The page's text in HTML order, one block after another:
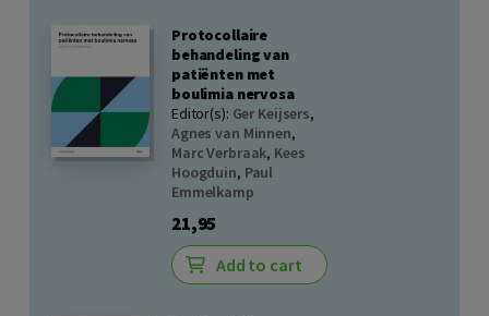
Protocollaire
behandeling van
patiënten met
boulimia nervosa
Editor(s): Ger Keijsers,
Agnes van Minnen,
Marc Verbraak, Kees
Hoogduin, Paul
Emmelkamp
21,95
Add to cart